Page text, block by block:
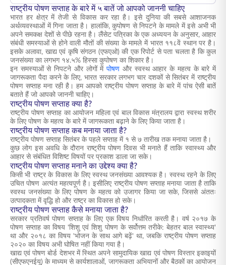
राष्ट्रीय पोषण सप्ताह के बारे में ५ बातें जो आपको जाननी चाहिए
भारत हर क्षेत्र में तेजी से विकास कर रहा है। इसे दुनिया की सबसे आशाजनक
अर्थव्यवस्थाओं में गिना जाता है। हालांकि, कुपोषण से निपटने के मामले में इसे अभी भी
अपने समकक्ष देशों से पीछे रहना है। लैंसेट पत्रिका के एक अध्ययन के अनुसार, आहार
संबंधी समस्याओं से होने वाली मौतों की संख्या के मामले में भारत ११८वें स्थान पर है।
इसके अलावा, खाद्य एवं कृषि संगठन (एफएओ) की एक रिपोर्ट से पता चलता है कि कुल
जनसंख्या का लगभग १४.५% हिस्सा कुपोषण का शिकार है।
इन समस्याओं से निपटने और लोगों मेंपोषण और स्वस्थ आहार के महत्व के बारे में
जागरूकता पैदा करने के लिए, भारत सरकार लगभग चार दशकों से सितंबर में राष्ट्रीय
पोषण सप्ताह मना रही है। हम आपको राष्ट्रीय पोषण सप्ताह के बारे में पांच ऐसी बातें
बताते हैं जो आपको जाननी चाहिए।
राष्ट्रीय पोषण सप्ताह क्या है?
राष्ट्रीय पोषण सप्ताह का आयोजन महिला एवं बाल विकास मंत्रालय द्वारा स्वस्थ शरीर
के लिए पोषण के महत्व के बारे में जागरूकता बढ़ाने के लिए किया जाता है।
राष्ट्रीय पोषण सप्ताह कब मनाया जाता है?
राष्ट्रीय पोषण सप्ताह सितंबर के पहले सप्ताह में १ से ७ तारीख तक मनाया जाता है।
कुछ लोग इस अवधि के दौरान राष्ट्रीय पोषण दिवस भी मनाते हैं ताकि स्वास्थ्य और
आहार से संबंधित विशिष्ट विषयों पर प्रकाश डाला जा सके।
राष्ट्रीय पोषण सप्ताह मनाने का उद्देश्य क्या है?
किसी भी राष्ट्र के विकास के लिए स्वस्थ जनसंख्या आवश्यक है। स्वस्थ रहने के लिए
उचित पोषण अत्यंत महत्वपूर्ण है। इसीलिए राष्ट्रीय पोषण सप्ताह मनाया जाता है ताकि
स्वस्थ जनसंख्या के लिए पोषण के महत्व को उजागर किया जा सके, जिससे अंततः
उत्पादकता में वृद्धि हो और राष्ट्र का विकास हो सके।
राष्ट्रीय पोषण सप्ताह कैसे मनाया जाता है?
सरकार प्रतिवर्ष पोषण सप्ताह के लिए एक विषय निर्धारित करती है। वर्ष २०१७ के
पोषण सप्ताह का विषय 'शिशु एवं शिशु पोषण के सर्वोत्तम तरीके: बेहतर बाल स्वास्थ्य'
था और २०१८ का विषय 'भोजन के साथ आगे बढ़ें' था, जबकि राष्ट्रीय पोषण सप्ताह
२०२० का विषय अभी घोषित नहीं किया गया है।
खाद्य एवं पोषण बोर्ड देशभर में स्थित अपने सामुदायिक खाद्य एवं पोषण विस्तार इकाइयों
(सीएफएनईयू) के माध्यम से कार्यशालाओं, जागरूकता अभियानों और बैठकों का आयोजन